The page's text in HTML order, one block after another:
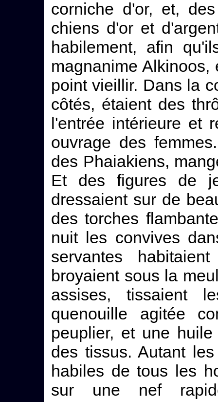
corniche d'or, et,
chiens d'or et
habilement, afin
magnanime
point vieillir. Dans la
côtés, étaient des
l'entrée intérieure et
ouvrage des
des Phaiakiens,
Et des figures de
dressaient sur de
des torches
nuit les convives
servantes
broyaient sous la
assises, tissaient
quenouille agitée
peuplier, et une
des tissus. Autant
habiles de tous les
sur une nef